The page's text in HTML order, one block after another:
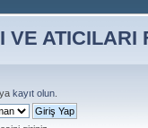
kayıt olun